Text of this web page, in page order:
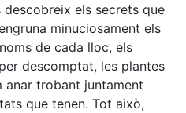
els secrets que
minuciosament els
de cada lloc, els
descomptat, les plantes
anar trobant juntament
que tenen. Tot això,